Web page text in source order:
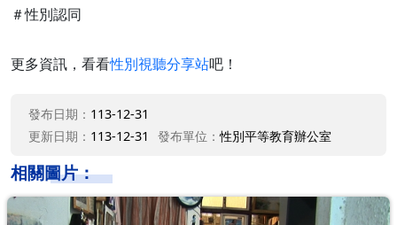
＃性別認同
更多資訊，看看性別視聽分享站吧！
發布日期： 113-12-31
更新日期： 113-12-31 發布單位：性別平等教育辦公室
相關圖片：